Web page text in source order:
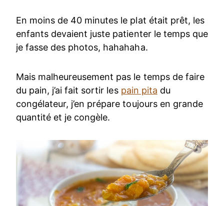
En moins de 40 minutes le plat était prêt, les
enfants devaient juste patienter le temps que
je fasse des photos, hahahaha.
Mais malheureusement pas le temps de faire
du pain, j’ai fait sortir les pain pita du
congélateur, j’en prépare toujours en grande
quantité et je congèle.